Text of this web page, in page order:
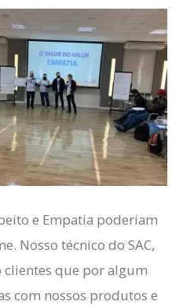
e Empatia poderiam
Nosso técnico do SAC,
clientes que por algum
com nossos produtos e